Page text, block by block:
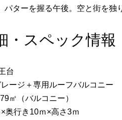
パターを握る午後。空と街を独
・スペック情報
台
ージ＋専用ルーフバルコニー
㎡（バルコニー）
奥行き10ｍ×高さ3ｍ